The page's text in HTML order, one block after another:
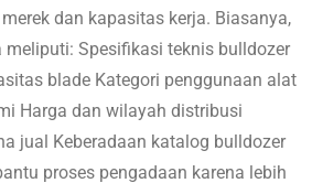
dan kapasitas kerja. Biasanya,
Spesifikasi teknis bulldozer
blade Kategori penggunaan alat
Harga dan wilayah distribusi
jual Keberadaan katalog bulldozer
proses pengadaan karena lebih